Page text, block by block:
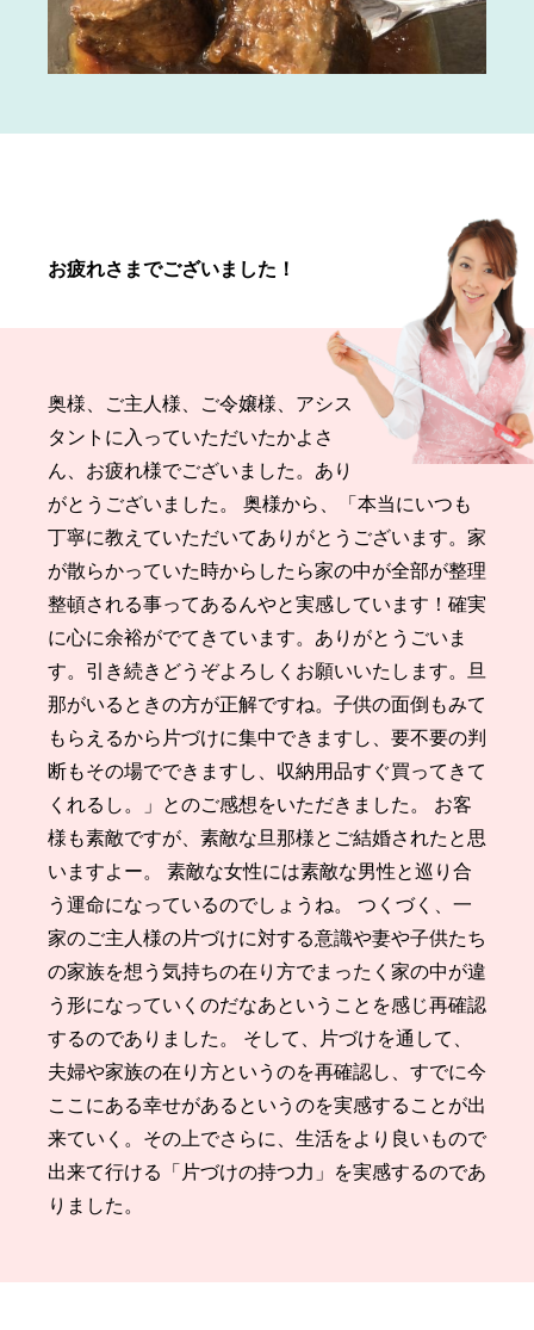
お疲れさまでございました！
奥様、ご主人様、ご令嬢様、アシス
タントに入っていただいたかよさ
ん、お疲れ様でございました。あり
がとうございました。 奥様から、「本当にいつも
丁寧に教えていただいてありがとうございます。家
が散らかっていた時からしたら家の中が全部が整理
整頓される事ってあるんやと実感しています！確実
に心に余裕がでてきています。ありがとうごいま
す。引き続きどうぞよろしくお願いいたします。旦
那がいるときの方が正解ですね。子供の面倒もみて
もらえるから片づけに集中できますし、要不要の判
断もその場でできますし、収納用品すぐ買ってきて
くれるし。」とのご感想をいただきました。 お客
様も素敵ですが、素敵な旦那様とご結婚されたと思
いますよー。 素敵な女性には素敵な男性と巡り合
う運命になっているのでしょうね。 つくづく、一
家のご主人様の片づけに対する意識や妻や子供たち
の家族を想う気持ちの在り方でまったく家の中が違
う形になっていくのだなあということを感じ再確認
するのでありました。 そして、片づけを通して、
夫婦や家族の在り方というのを再確認し、すでに今
ここにある幸せがあるというのを実感することが出
来ていく。その上でさらに、生活をより良いもので
出来て行ける「片づけの持つ力」を実感するのであ
りました。